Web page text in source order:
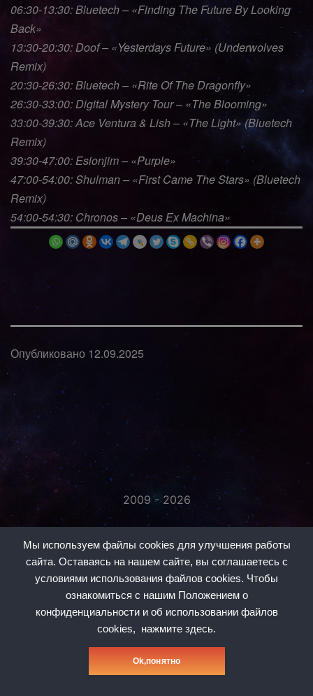
Мы используем файлы cookies для улучшения работы
сайта. Оставаясь на нашем сайте, вы соглашаетесь с
условиями использования файлов cookies. Чтобы
ознакомиться с нашим Положением о
конфиденциальности и об использовании файлов
cookies,
нажмите здесь.
Оk,понятно
06:30-13:30: Bluetech – «Finding The Future By Looking
Back»
13:30-20:30: Doof – «Yesterdays Future» (Underwolves
Remix)
20:30-26:30: Bluetech – «Rite Of The Dragonfly»
26:30-33:00: Digital Mystery Tour – «The Blooming»
33:00-39:30: Ace Ventura & Lish – «The Light» (Bluetech
Remix)
39:30-47:00: Esionjim – «Purple»
47:00-54:00: Shulman – «First Came The Stars» (Bluetech
Remix)
54:00-54:30: Chronos – «Deus Ex Machina»
Опубликовано 12.09.2025
2009 - 2026
Политика конфиденциальности